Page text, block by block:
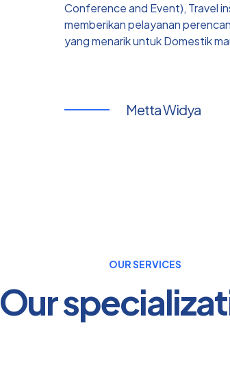
Conference and Event), Travel
memberikan pelayanan
yang menarik untuk Domestik
Metta Widya
OUR SERVICES
Our